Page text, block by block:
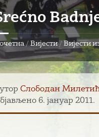
/Вијести/Вијести
Слободан
6. јануар 2011.